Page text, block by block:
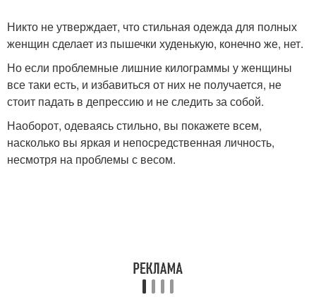
Никто не утверждает, что стильная одежда для полных
женщин сделает из пышечки худенькую, конечно же, нет.
Но если проблемные лишние килограммы у женщины
все таки есть, и избавиться от них не получается, не
стоит падать в депрессию и не следить за собой.
Наоборот, одеваясь стильно, вы покажете всем,
насколько вы яркая и непосредственная личность,
несмотря на проблемы с весом.